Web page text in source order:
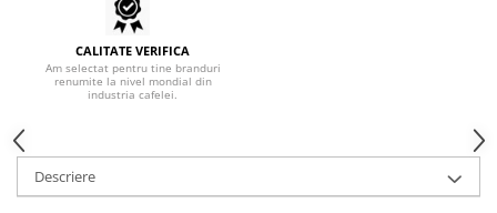
Aeropress
Syphon
Aparate brewing
Cold Brew
Aparate automate pentru lapte
CALITATE VERIFICA
Am selectat pentru tine branduri
renumite la nivel mondial din
industria cafelei.
Descriere